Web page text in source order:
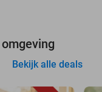
Bekijk alle deals